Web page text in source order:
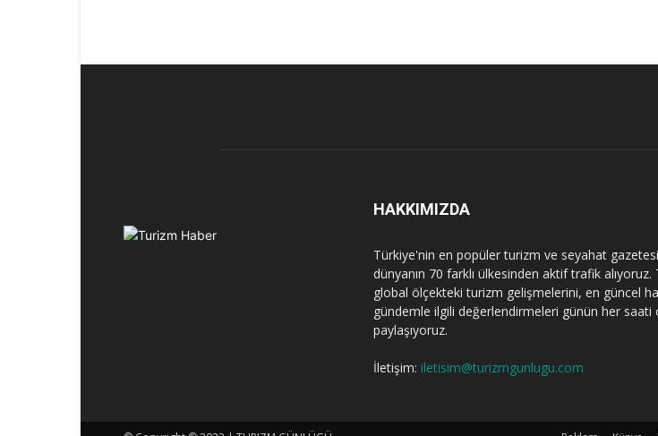
HAKKIMIZDA
Türkiye'nin en popüler turizm ve seyahat
dünyanın 70 farklı ülkesinden aktif trafik alıyoruz.
global ölçekteki turizm gelişmelerini, en güncel
gündemle ilgili değerlendirmeleri günün her saati
paylaşıyoruz.
İletişim: iletisim@turizmgunlugu.com